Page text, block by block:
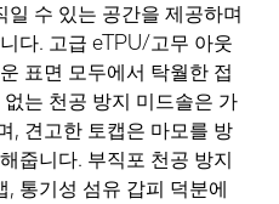
일 수 있는 공간을 제공하며
다. 고급 eTPU/고무 아웃
표면 모두에서 탁월한 접
는 천공 방지 미드솔은 가
, 견고한 토캡은 마모를 방
줍니다. 부직포 천공 방지
, 통기성 섬유 갑피 덕분에